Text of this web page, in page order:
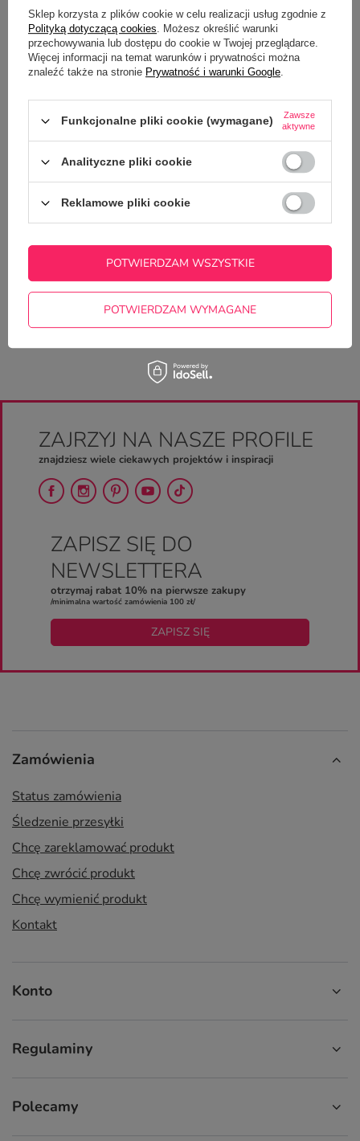
OPIS
SZCZEGÓŁOWE DANE
Zadaj pytanie a my odpowiemy
niezwłocznie, najciekawsze pytania i
odpowiedzi publikując dla innych.
ZADAJ PYTANIE
ZAJRZYJ NA NASZE PROFILE
znajdziesz wiele ciekawych projektów i inspiracji
ZAPISZ SIĘ DO
NEWSLETTERA
otrzymaj rabat 10% na pierwsze zakupy
/minimalna wartość zamówienia 100 zł/
ZAPISZ SIĘ
Zamówienia
Status zamówienia
Śledzenie przesyłki
Chcę zareklamować produkt
Chcę zwrócić produkt
Chcę wymienić produkt
Kontakt
Konto
Regulaminy
Polecamy
Sklep korzysta z plików cookie w celu realizacji usług zgodnie z
Polityką dotyczącą cookies. Możesz określić warunki
przechowywania lub dostępu do cookie w Twojej przeglądarce.
Więcej informacji na temat warunków i prywatności można
znaleźć także na stronie Prywatność i warunki Google.
Funkcjonalne pliki cookie (wymagane)
Zawsze
aktywne
Analityczne pliki cookie
Reklamowe pliki cookie
POTWIERDZAM WYMAGANE
POTWIERDZAM WSZYSTKIE